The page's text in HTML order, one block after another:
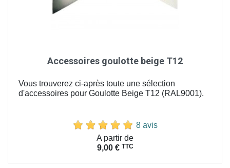
Accessoires goulotte beige T12
Vous trouverez ci-après toute une sélection
d'accessoires pour Goulotte Beige T12 (RAL9001).
8 avis
A partir de
9,00 € TTC